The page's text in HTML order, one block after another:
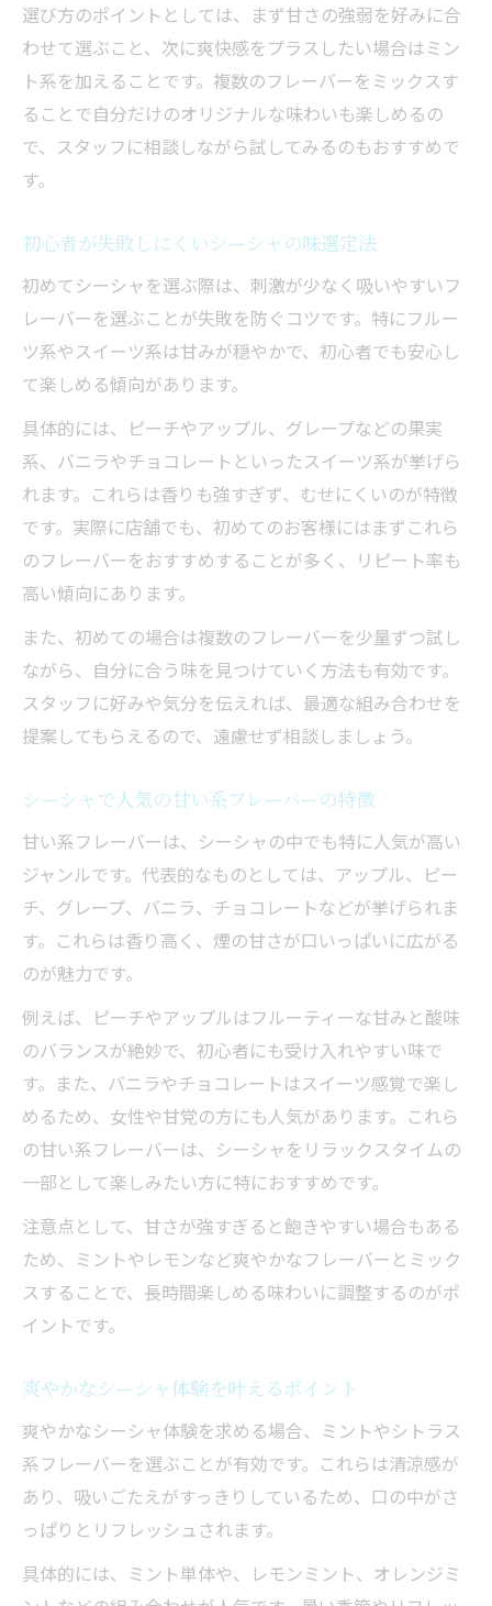
人気のシーシャフレーバー徹底解説
シーシャで人気のフレーバーを徹底紹介
おすすめシーシャフレーバーの特徴まとめ
定番シーシャフレーバーの違いを徹底解説
ミックスで広がるシーシャ体験の魅力
シーシャで楽しむミックスフレーバー活用
法
人気のミックスシーシャ組み合わせ例紹介
甘さと爽快感のバランスが光るミックス技
シーシャ初心者におすすめのミックス体験
ミックス調合で広がるシーシャの選択肢
長時間でも飽きないフレーバー比較
飽きずに吸えるシーシャの選択ポイント
ー
吸いやすさ重視のシーシャフレーバー比較
長時間シーシャを快適に楽しむコツ解説
選び方のポイントとしては、まず甘さの強弱を好みに合
わせて選ぶこと、次に爽快感をプラスしたい場合はミン
ト系を加えることです。複数のフレーバーをミックスす
ることで自分だけのオリジナルな味わいも楽しめるの
で、スタッフに相談しながら試してみるのもおすすめで
す。
初心者が失敗しにくいシーシャの味選定法
初めてシーシャを選ぶ際は、刺激が少なく吸いやすいフ
レーバーを選ぶことが失敗を防ぐコツです。特にフルー
ツ系やスイーツ系は甘みが穏やかで、初心者でも安心し
て楽しめる傾向があります。
具体的には、ピーチやアップル、グレープなどの果実
系、バニラやチョコレートといったスイーツ系が挙げら
れます。これらは香りも強すぎず、むせにくいのが特徴
です。実際に店舗でも、初めてのお客様にはまずこれら
のフレーバーをおすすめすることが多く、リピート率も
高い傾向にあります。
また、初めての場合は複数のフレーバーを少量ずつ試し
ながら、自分に合う味を見つけていく方法も有効です。
スタッフに好みや気分を伝えれば、最適な組み合わせを
提案してもらえるので、遠慮せず相談しましょう。
シーシャで人気の甘い系フレーバーの特徴
甘い系フレーバーは、シーシャの中でも特に人気が高い
ジャンルです。代表的なものとしては、アップル、ピー
チ、グレープ、バニラ、チョコレートなどが挙げられま
す。これらは香り高く、煙の甘さが口いっぱいに広がる
のが魅力です。
例えば、ピーチやアップルはフルーティーな甘みと酸味
のバランスが絶妙で、初心者にも受け入れやすい味で
す。また、バニラやチョコレートはスイーツ感覚で楽し
めるため、女性や甘党の方にも人気があります。これら
の甘い系フレーバーは、シーシャをリラックスタイムの
一部として楽しみたい方に特におすすめです。
注意点として、甘さが強すぎると飽きやすい場合もある
ため、ミントやレモンなど爽やかなフレーバーとミック
スすることで、長時間楽しめる味わいに調整するのがポ
イントです。
爽やかなシーシャ体験を叶えるポイント
爽やかなシーシャ体験を求める場合、ミントやシトラス
系フレーバーを選ぶことが有効です。これらは清涼感が
あり、吸いごたえがすっきりしているため、口の中がさ
っぱりとリフレッシュされます。
具体的には、ミント単体や、レモンミント、オレンジミ